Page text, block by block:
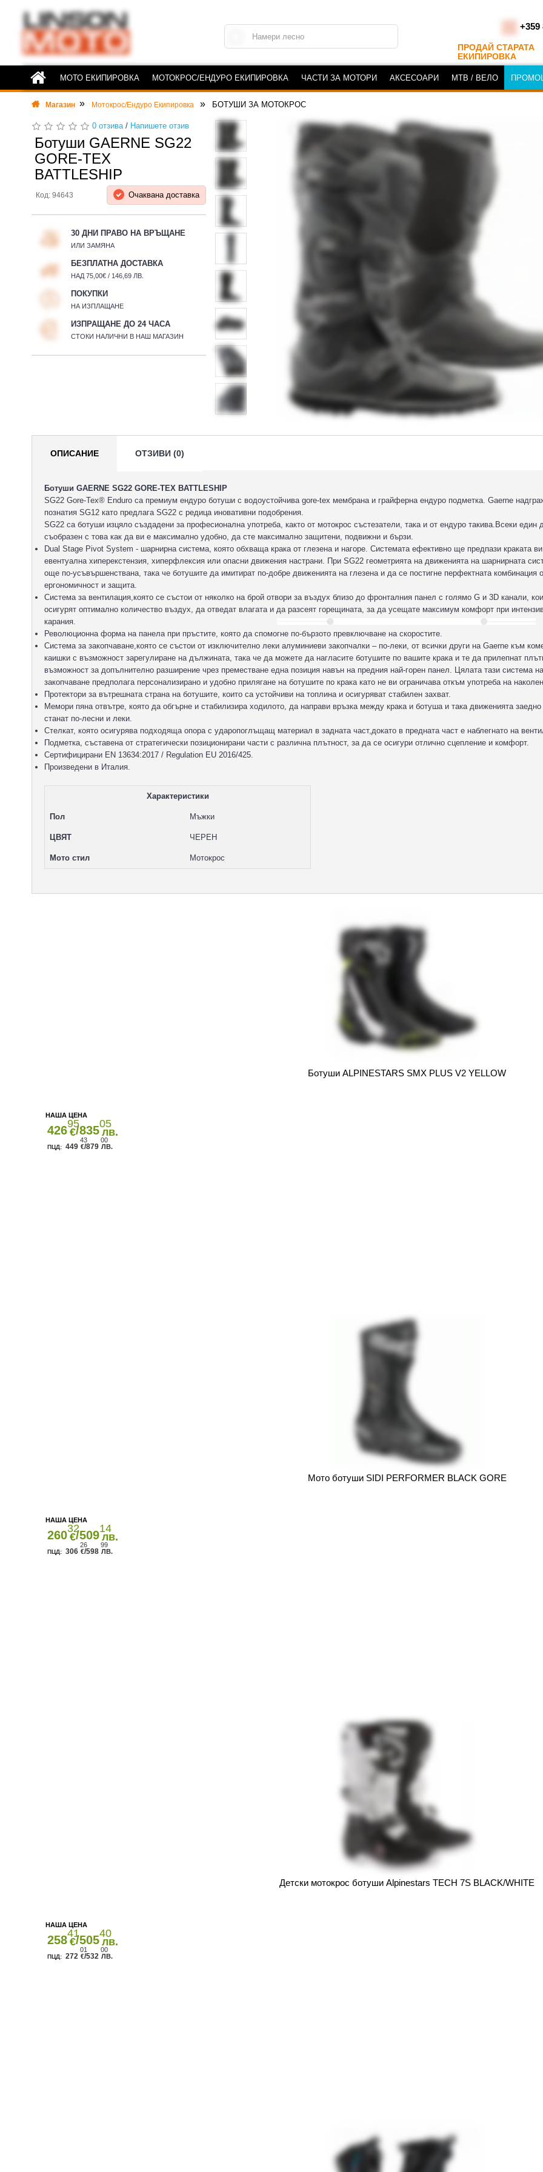
+359
ПРОДАЙ СТАРАТА
ЕКИПИРОВКА
МОТО ЕКИПИРОВКА МОТОКРОС/ЕНДУРО ЕКИПИРОВКА ЧАСТИ ЗА МОТОРИ АКСЕСОАРИ MTB / ВЕЛО
Магазин Мотокрос/Ендуро Екипировка БОТУШИ ЗА МОТОКРОС
0 отзива/ Напишете отзив
Ботуши GAERNE SG22
GORE-TEX
BATTLESHIP
Код: 94643 Очаквана доставка
30 ДНИ ПРАВО НА ВРЪЩАНЕ
ИЛИ ЗАМЯНА
БЕЗПЛАТНА ДОСТАВКА
НАД 75,00€ / 146,69 ЛВ.
ПОКУПКИ
НА ИЗПЛАЩАНЕ
ИЗПРАЩАНЕ ДО 24 ЧАСА
СТОКИ НАЛИЧНИ В НАШ МАГАЗИН
ОПИСАНИЕ ОТЗИВИ (0)
Ботуши GAERNE SG22 GORE-TEX BATTLESHIP
SG22 Gore-Tex® Enduro са премиум ендуро ботуши с водоустойчива gore-tex мембрана и грайферна ендуро подметка. Gaerne
познатия SG12 като предлага SG22 с редица иновативни подобрения.
SG22 са ботуши изцяло създадени за професионална употреба, както от мотокрос състезатели, така и от ендуро такива. Всеки един
съобразен с това как да ви е максимално удобно, да сте максимално защитени, подвижни и бързи.
Dual Stage Pivot System - шарнирна система, която обхваща крака от глезена и нагоре. Системата ефективно ще предпази краката
евентуална хиперекстензия, хиперфлексия или опасни движения настрани. При SG22 геометрията на движенията на шарнирната
още по-усъвършенствана, така че ботушите да имитират по-добре движенията на глезена и да се постигне перфектната комбинация
ергономичност и защита.
Система за вентилация,която се състои от няколко на брой отвори за въздух близо до фронталния панел с голямо G и 3D канали,
осигурят оптимално количество въздух, да отведат влагата и да разсеят горещината, за да усещате максимум комфорт при
карания.
Революционна форма на панела при пръстите, която да спомогне по-бързото превключване на скоростите.
Система за закопчаване,която се състои от изключително леки алуминиеви закопчалки – по-леки, от всички други на Gaerne към
каишки с възможност зарегулиране на дължината, така че да можете да нагласите ботушите по вашите крака и те да прилепнат
възможност за допълнително разширение чрез преместване една позиция навън на предния най-горен панел. Цялата тази система на
закопчаване предполага персонализирано и удобно прилягане на ботушите по крака като не ви ограничава откъм употреба на
Протектори за вътрешната страна на ботушите, които са устойчиви на топлина и осигуряват стабилен захват.
Мемори пяна отвътре, която да обгърне и стабилизира ходилото, да направи връзка между крака и ботуша и така движенията
станат по-лесни и леки.
Стелкат, която осигурява подходяща опора с ударопоглъщащ материал в задната част,докато в предната част е наблегнато на
Подметка, съставена от стратегически позиционирани части с различна плътност, за да се осигури отлично сцепление и комфорт.
Сертифицирани EN 13634:2017 / Regulation EU 2016/425.
Произведени в Италия.
Характеристики
Пол Мъжки
ЦВЯТ ЧЕРЕН
Мото стил Мотокрос
Ботуши ALPINESTARS SMX PLUS V2 YELLOW
42695
€/83505
лв.
449
43
€/879
00
ЛВ.
Мото ботуши SIDI PERFORMER BLACK GORE
26032
€/50914
лв.
306
26
€/598
99
ЛВ.
Детски мотокрос ботуши Alpinestars TECH 7S BLACK/WHITE
25841
€/50540
лв.
272
01
€/532
00
ЛВ.